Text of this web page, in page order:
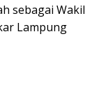
sebagai Wakil
Lampung